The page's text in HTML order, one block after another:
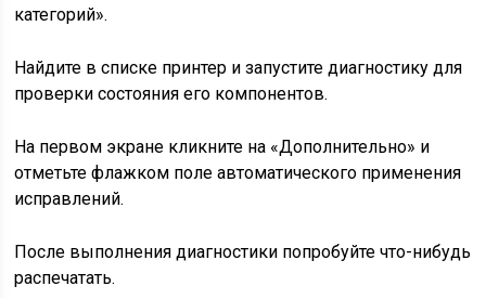
категорий».
Найдите в списке принтер и запустите диагностику для
проверки состояния его компонентов.
На первом экране кликните на «Дополнительно» и
отметьте флажком поле автоматического применения
исправлений.
После выполнения диагностики попробуйте что-нибудь
распечатать.